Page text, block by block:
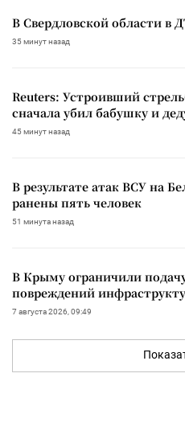
В Свердловской области в
35 минут назад
Reuters: Устроивший
сначала убил бабушку и
45 минут назад
В результате атак ВСУ на
ранены пять человек
51 минута назад
В Крыму ограничили
повреждений
7 августа 2026, 09:49